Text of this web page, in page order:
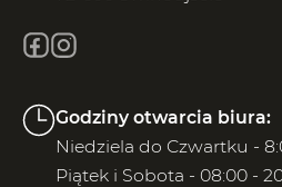
Godziny otwarcia biura:
Niedziela do Czwartku -
Piątek i Sobota - 08:00 -